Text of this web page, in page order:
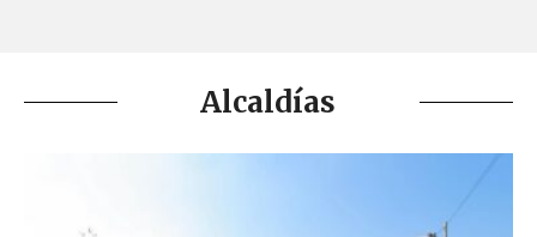
Alcaldías